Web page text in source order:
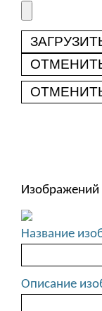
Изображений
Название
Описание